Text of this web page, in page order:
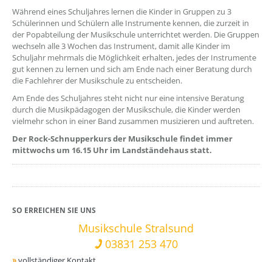
Während eines Schuljahres lernen die Kinder in Gruppen zu 3
Schülerinnen und Schülern alle Instrumente kennen, die zurzeit in
der Popabteilung der Musikschule unterrichtet werden. Die Gruppen
wechseln alle 3 Wochen das Instrument, damit alle Kinder im
Schuljahr mehrmals die Möglichkeit erhalten, jedes der Instrumente
gut kennen zu lernen und sich am Ende nach einer Beratung durch
die Fachlehrer der Musikschule zu entscheiden.
Am Ende des Schuljahres steht nicht nur eine intensive Beratung
durch die Musikpädagogen der Musikschule, die Kinder werden
vielmehr schon in einer Band zusammen musizieren und auftreten.
Der Rock-Schnupperkurs der Musikschule findet immer
mittwochs um 16.15 Uhr im Landständehaus statt.
SO ERREICHEN SIE UNS
Musikschule Stralsund
03831 253 470